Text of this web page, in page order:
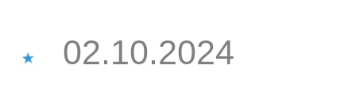
02.10.2024